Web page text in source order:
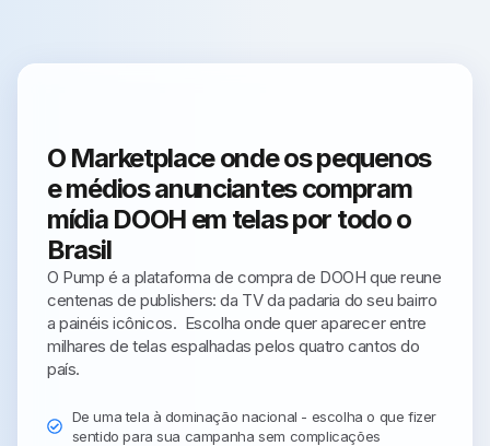
O Marketplace onde os pequenos
e médios anunciantes compram
mídia DOOH em telas por todo o
Brasil
O Pump é a plataforma de compra de DOOH que reune
centenas de publishers: da TV da padaria do seu bairro
a painéis icônicos. Escolha onde quer aparecer entre
milhares de telas espalhadas pelos quatro cantos do
país.
De uma tela à dominação nacional - escolha o que fizer
sentido para sua campanha sem complicações